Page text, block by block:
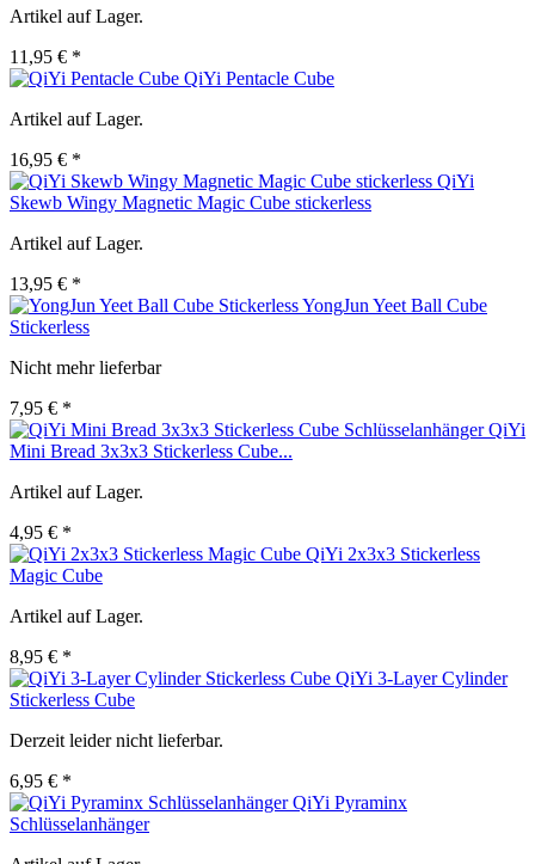
Artikel auf Lager.
11,95 € *
QiYi Pentacle Cube
Artikel auf Lager.
16,95 € *
QiYi
Skewb Wingy Magnetic Magic Cube stickerless
Artikel auf Lager.
13,95 € *
YongJun Yeet Ball Cube
Stickerless
Nicht mehr lieferbar
7,95 € *
QiYi
Mini Bread 3x3x3 Stickerless Cube...
Artikel auf Lager.
4,95 € *
QiYi 2x3x3 Stickerless
Magic Cube
Artikel auf Lager.
8,95 € *
QiYi 3-Layer Cylinder
Stickerless Cube
Derzeit leider nicht lieferbar.
6,95 € *
QiYi Pyraminx
Schlüsselanhänger